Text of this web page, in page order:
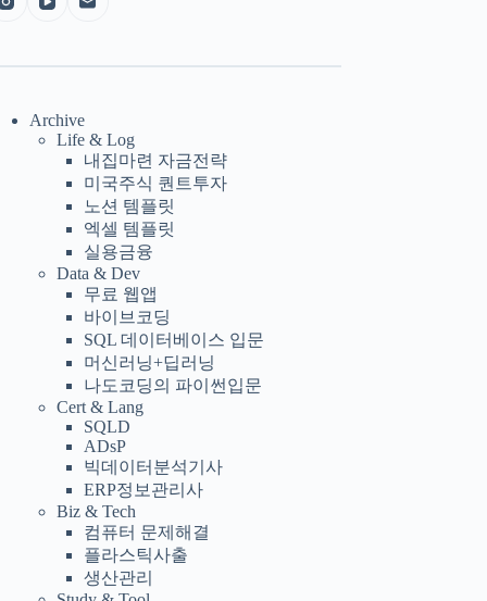
Archive
Life & Log
내집마련 자금전략
미국주식 퀀트투자
노션 템플릿
엑셀 템플릿
실용금융
Data & Dev
무료 웹앱
바이브코딩
SQL 데이터베이스 입문
머신러닝+딥러닝
나도코딩의 파이썬입문
Cert & Lang
SQLD
ADsP
빅데이터분석기사
ERP정보관리사
Biz & Tech
컴퓨터 문제해결
플라스틱사출
생산관리